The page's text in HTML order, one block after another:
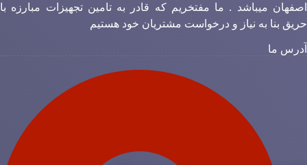
میباشد . ما مفتخریم که قادر به تامین تجهیزات مبارزه با
بنا به نیاز و درخواست مشتریان خود هستیم
ما